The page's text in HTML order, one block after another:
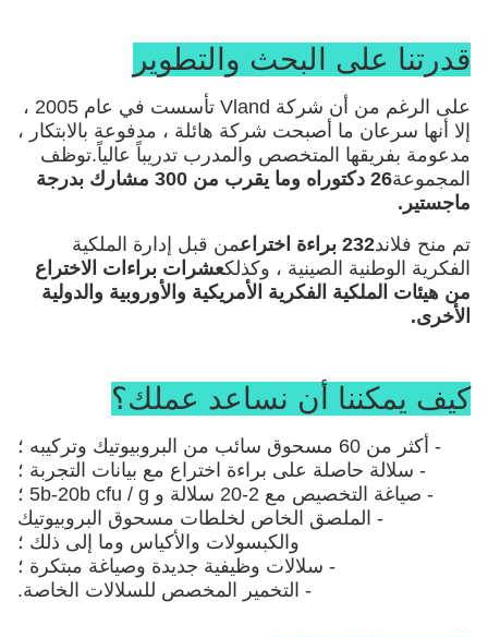
قدرتنا على البحث والتطوير
على الرغم من أن شركة Vland تأسست في عام 2005 ،
إلا أنها سرعان ما أصبحت شركة هائلة ، مدفوعة بالابتكار ،
مدعومة بفريقها المتخصص والمدرب تدريباً عالياً.توظف
المجموعة
26 دكتوراه وما يقرب من 300 مشارك بدرجة
ماجستير.
تم منح فلاند232 براءة اختراع
من قبل إدارة الملكية
الفكرية الوطنية الصينية ، وكذلكعشرات براءات الاختراع
من هيئات الملكية الفكرية الأمريكية والأوروبية والدولية
الأخرى.
كيف يمكننا أن نساعد عملك؟
- أكثر من 60 مسحوق سائب من البروبيوتيك وتركيبه ؛
- سلالة حاصلة على براءة اختراع مع بيانات التجربة ؛
- صياغة التخصيص مع 2-20 سلالة و 5b-20b cfu / g ؛
- الملصق الخاص لخلطات مسحوق البروبيوتيك
والكبسولات والأكياس وما إلى ذلك ؛
- سلالات وظيفية جديدة وصياغة مبتكرة ؛
- التخمير المخصص للسلالات الخاصة.